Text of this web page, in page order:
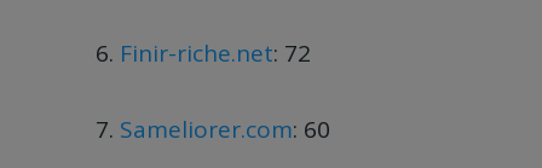
6. Finir-riche.net: 72
7. Sameliorer.com: 60